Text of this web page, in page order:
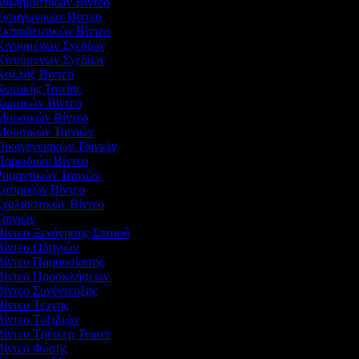
Βίντεο
Βίντεο
Σχεδίων
Σχεδίων
Βίντεο
Ταινίας
Βίντεο
Βίντεο
Ταινιών
Ταινιών
Βίντεο
Ταινιών
Βίντεο
Βίντεο
Ξενάγησης Σπιτιού
Οδηγιών
Παρουσίασης
Προσκλήσεων
Συνέντευξης
Τέχνης
Ταξιδιών
Τρέιλερ Teaser
Φύσης